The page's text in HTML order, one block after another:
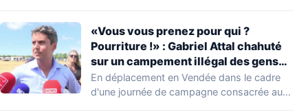
«Vous vous prenez pour qui ?
Pourriture !» : Gabriel Attal chahuté
sur un campement illégal des gens
du voyage
En déplacement en Vendée dans le cadre
d'une journée de campagne consacrée aux